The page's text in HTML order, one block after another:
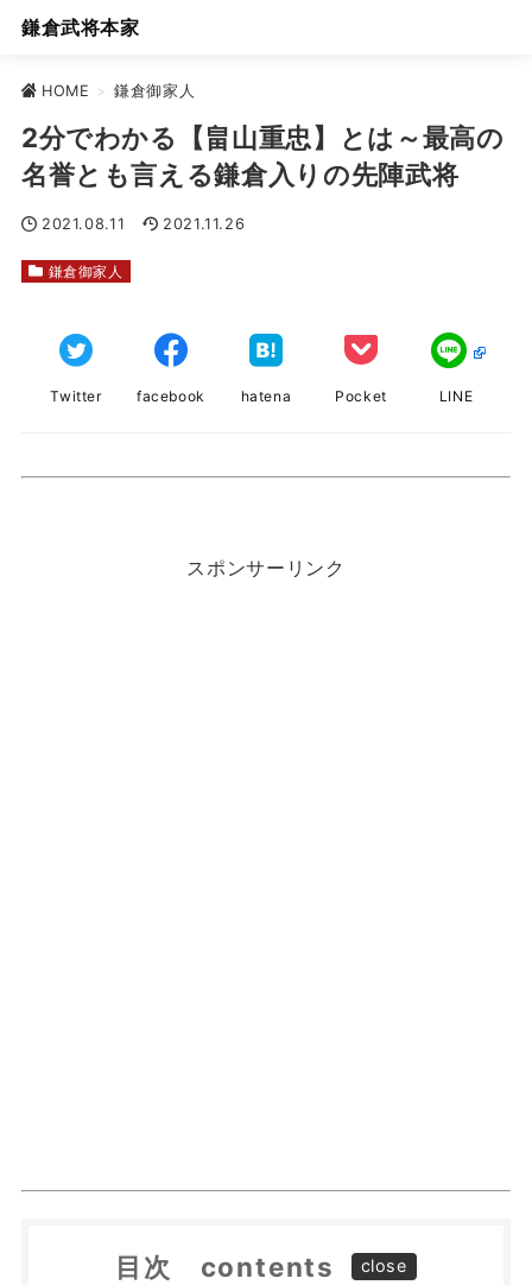
鎌倉武将本家
HOME > 鎌倉御家人
2分でわかる【畠山重忠】とは～最高の
名誉とも言える鎌倉入りの先陣武将
2021.08.11 2021.11.26
鎌倉御家人
Twitter facebook hatena Pocket LINE
スポンサーリンク
目次 contents